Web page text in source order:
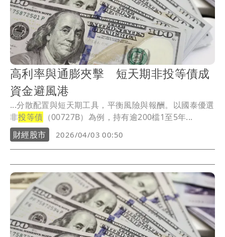
高利率與通膨夾擊 短天期非投等債成
資金避風港
...分散配置與短天期工具，平衡風險與報酬。以國泰優選
非投等債 （00727B）為例，持有逾200檔1至5年...
財經股市
2026/04/03 00:50